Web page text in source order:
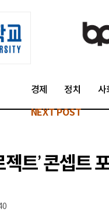
경제 정치 사
NEXT POST
트’ 콘셉트